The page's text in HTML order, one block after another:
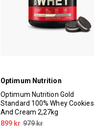
Optimum Nutrition
Optimum Nutrition Gold
Standard 100% Whey Cookies
And Cream 2,27kg
899 kr 979 kr